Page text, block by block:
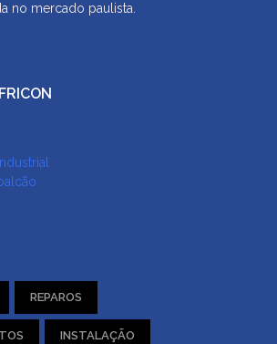
no mercado paulista.
REPAROS
INSTALAÇÃO